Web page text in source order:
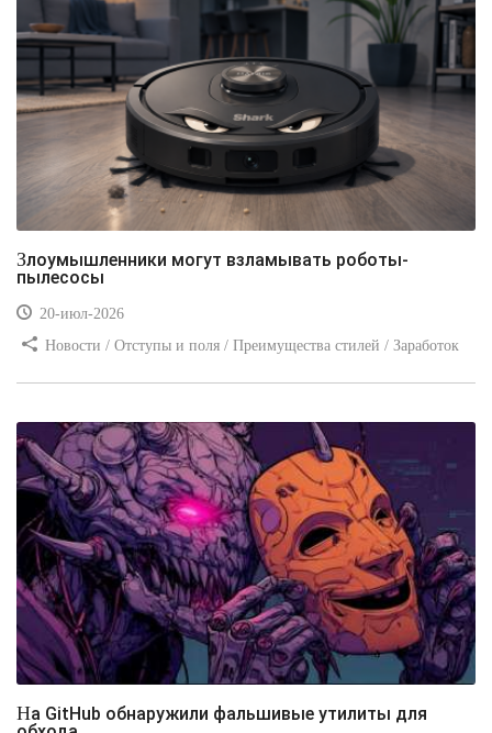
Злоумышленники могут взламывать роботы-
пылесосы
20-июл-2026
Новости / Отступы и поля / Преимущества стилей / Заработок
На GitHub обнаружили фальшивые утилиты для